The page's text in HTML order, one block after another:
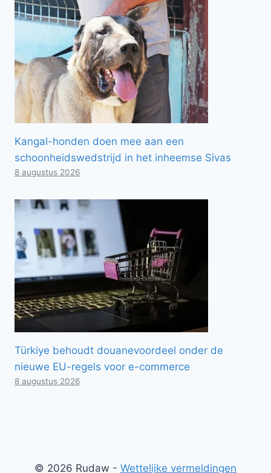
Kangal-honden doen mee aan een
schoonheidswedstrijd in het inheemse Sivas
8 augustus 2026
Türkiye behoudt douanevoordeel onder de
nieuwe EU-regels voor e-commerce
8 augustus 2026
© 2026 Rudaw - Wettelijke vermeldingen